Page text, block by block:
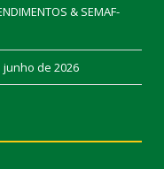
& SEMAF-
junho de 2026